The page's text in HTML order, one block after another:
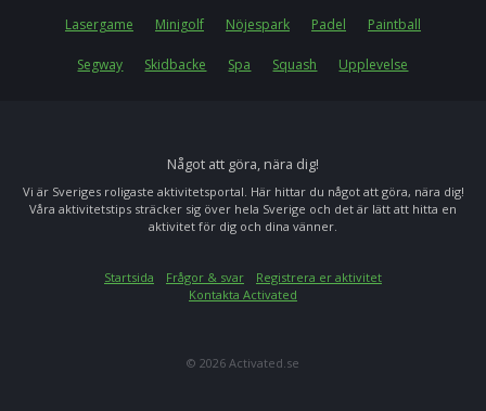
Lasergame Minigolf Nöjespark Padel Paintball
Segway Skidbacke Spa Squash Upplevelse
Något att göra, nära dig!
Vi är Sveriges roligaste aktivitetsportal. Här hittar du något att göra, nära dig!
Våra aktivitetstips sträcker sig över hela Sverige och det är lätt att hitta en
aktivitet för dig och dina vänner.
Startsida Frågor & svar
Registrera er aktivitet
Kontakta Activated
© 2026 Activated.se